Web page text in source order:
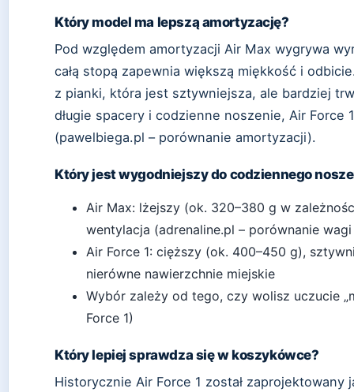
Który model ma lepszą amortyzację?
Pod względem amortyzacji Air Max wygrywa
całą stopą zapewnia większą miękkość i
z pianki, która jest sztywniejsza, ale bardziej
długie spacery i codzienne noszenie, Air Force
(pawelbiega.pl – porównanie amortyzacji).
Który jest wygodniejszy do codziennego
Air Max: lżejszy (ok. 320–380 g w
wentylacja (adrenaline.pl – porównanie
Air Force 1: cięższy (ok. 400–450 g),
nierówne nawierzchnie miejskie
Wybór zależy od tego, czy wolisz uczucie
Force 1)
Który lepiej sprawdza się w koszykówce?
Historycznie Air Force 1 został zaprojektowany